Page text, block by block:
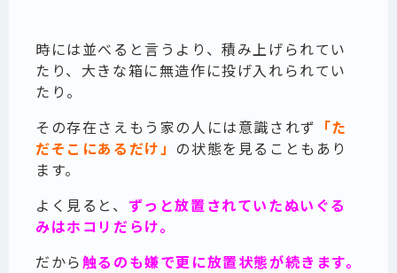
時には並べると言うより、積み上げられてい
たり、大きな箱に無造作に投げ入れられてい
たり。
その存在さえもう家の人には意識されず 「た
だそこにあるだけ」 の状態を見ることもあり
ます。
よく見ると、 ずっと放置されていたぬいぐる
みはホコリだらけ。
だから触るのも嫌で更に放置状態が続きます。